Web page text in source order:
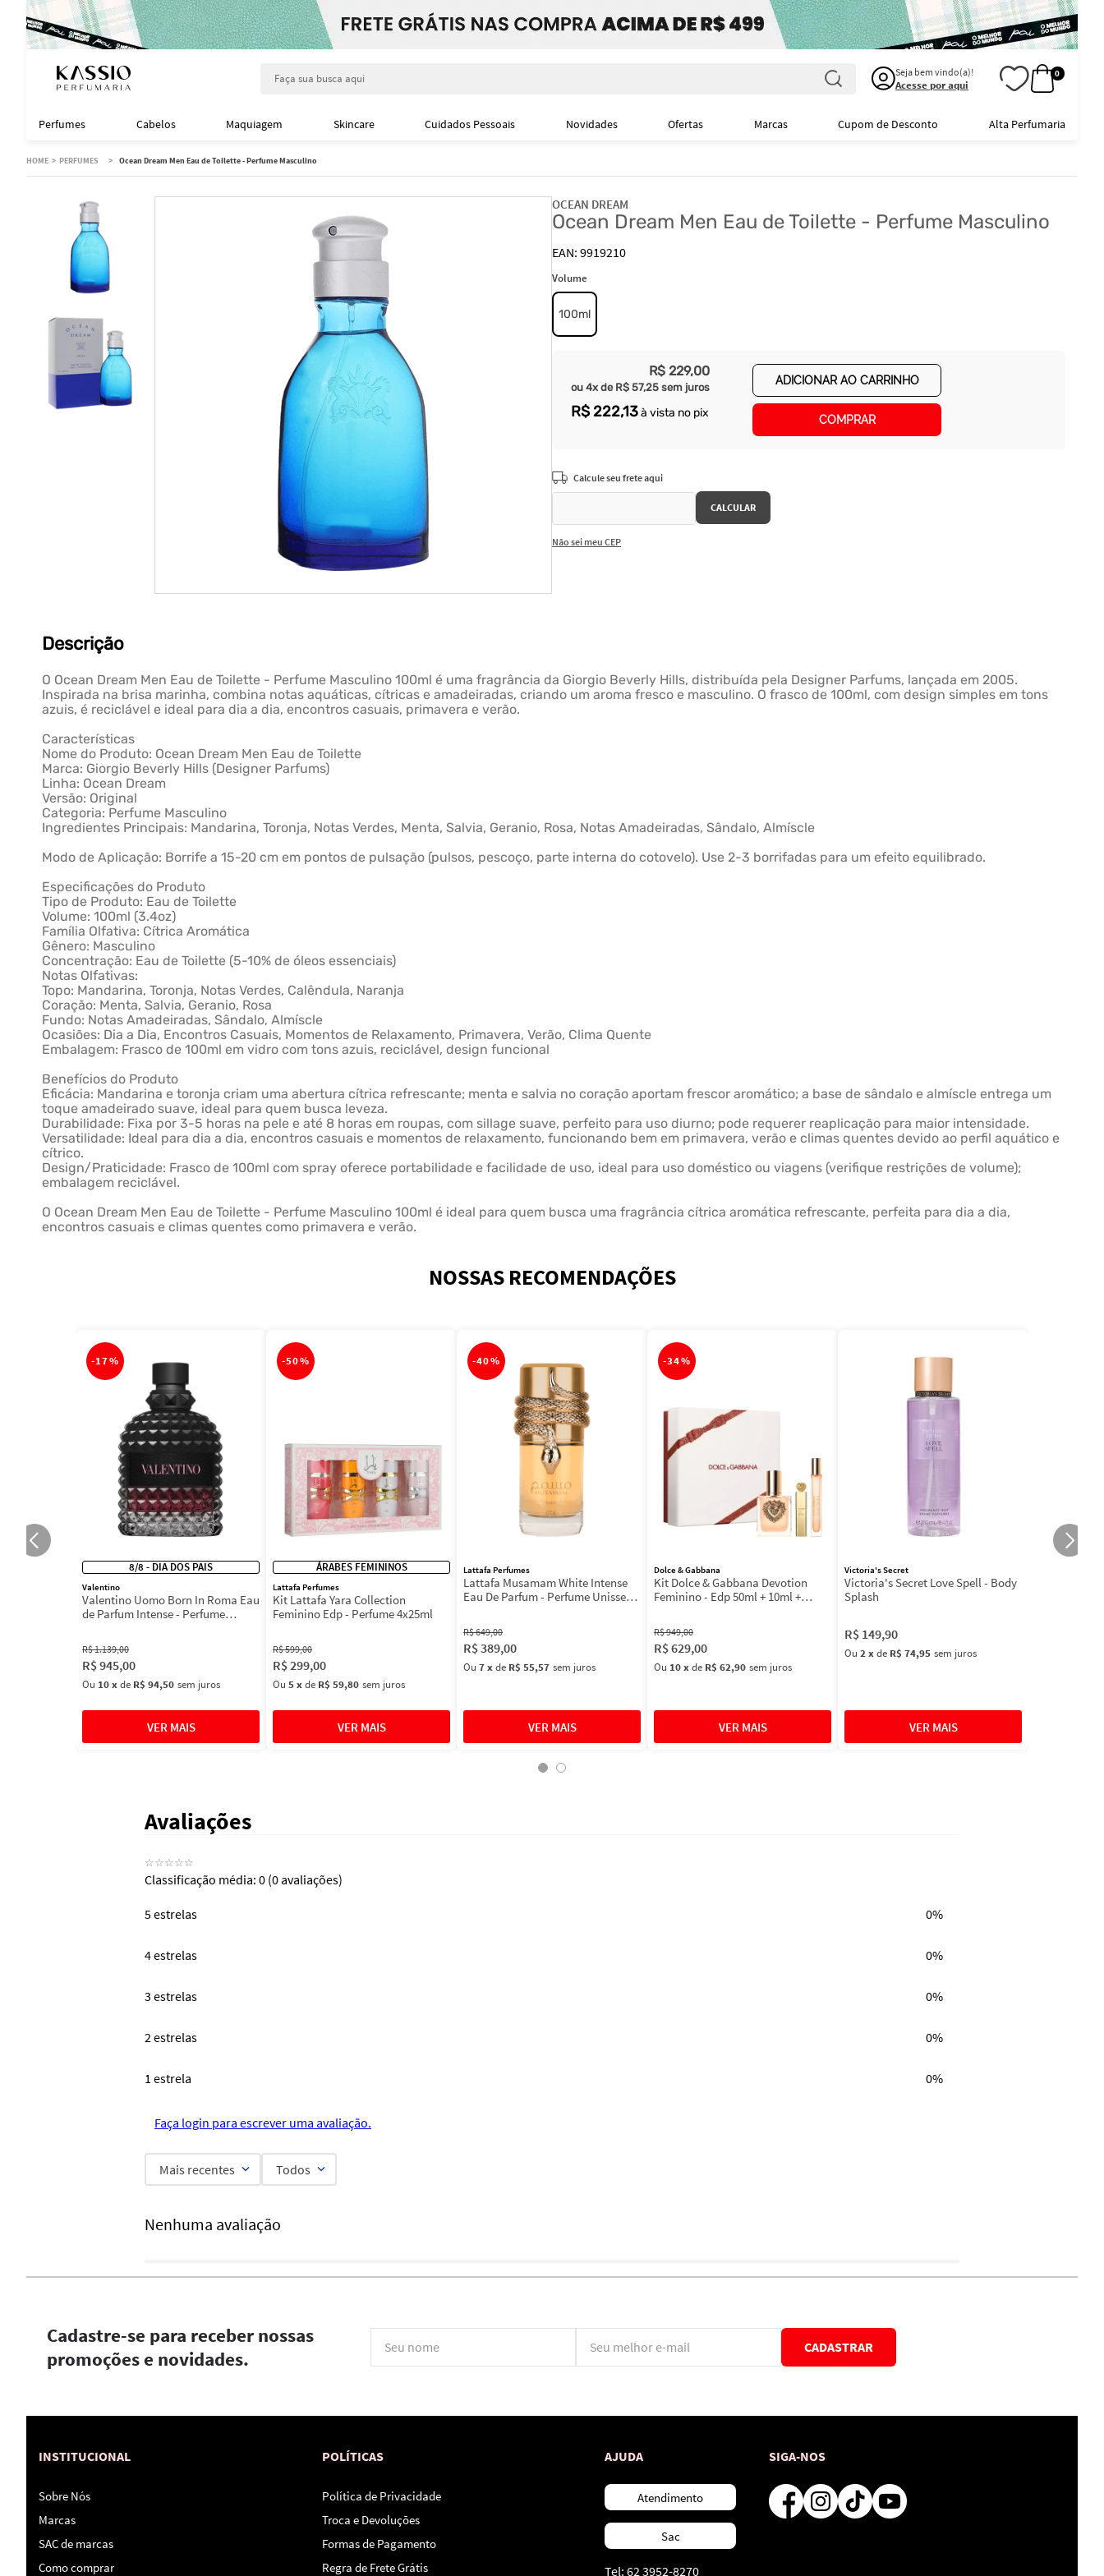
Seja bem vindo(a)!
Acesse por aqui
0
Perfumes Cabelos Maquiagem Skincare Cuidados Pessoais Novidades Ofertas Marcas Cupom de Desconto Alta Perfumaria
PERFUMES Ocean Dream Men Eau de Toilette - Perfume Masculino
OCEAN DREAM
Ocean Dream Men Eau de Toilette - Perfume Masculino
9919210
Volume
100ml
R$ 229,00
ou 4x de R$ 57,25 sem juros
R$ 222,13à vista no pix
ADICIONAR AO CARRINHO
COMPRAR
Não sei meu CEP
Descrição
O Ocean Dream Men Eau de Toilette - Perfume Masculino 100ml é uma fragrância da Giorgio Beverly Hills, distribuída pela Designer Parfums, lançada em 2005.
Inspirada na brisa marinha, combina notas aquáticas, cítricas e amadeiradas, criando um aroma fresco e masculino. O frasco de 100ml, com design simples em tons
azuis, é reciclável e ideal para dia a dia, encontros casuais, primavera e verão.
Características
Nome do Produto: Ocean Dream Men Eau de Toilette
Marca: Giorgio Beverly Hills (Designer Parfums)
Linha: Ocean Dream
Versão: Original
Categoria: Perfume Masculino
Ingredientes Principais: Mandarina, Toronja, Notas Verdes, Menta, Salvia, Geranio, Rosa, Notas Amadeiradas, Sândalo, Almíscle
Modo de Aplicação: Borrife a 15-20 cm em pontos de pulsação (pulsos, pescoço, parte interna do cotovelo). Use 2-3 borrifadas para um efeito equilibrado.
Especificações do Produto
Tipo de Produto: Eau de Toilette
Volume: 100ml (3.4oz)
Família Olfativa: Cítrica Aromática
Gênero: Masculino
Concentração: Eau de Toilette (5-10% de óleos essenciais)
Notas Olfativas:
Topo: Mandarina, Toronja, Notas Verdes, Calêndula, Naranja
Coração: Menta, Salvia, Geranio, Rosa
Fundo: Notas Amadeiradas, Sândalo, Almíscle
Ocasiões: Dia a Dia, Encontros Casuais, Momentos de Relaxamento, Primavera, Verão, Clima Quente
Embalagem: Frasco de 100ml em vidro com tons azuis, reciclável, design funcional
Benefícios do Produto
Eficácia: Mandarina e toronja criam uma abertura cítrica refrescante; menta e salvia no coração aportam frescor aromático; a base de sândalo e almíscle entrega um
toque amadeirado suave, ideal para quem busca leveza.
Durabilidade: Fixa por 3-5 horas na pele e até 8 horas em roupas, com sillage suave, perfeito para uso diurno; pode requerer reaplicação para maior intensidade.
Versatilidade: Ideal para dia a dia, encontros casuais e momentos de relaxamento, funcionando bem em primavera, verão e climas quentes devido ao perfil aquático e
cítrico.
Design/Praticidade: Frasco de 100ml com spray oferece portabilidade e facilidade de uso, ideal para uso doméstico ou viagens (verifique restrições de volume);
embalagem reciclável.
O Ocean Dream Men Eau de Toilette - Perfume Masculino 100ml é ideal para quem busca uma fragrância cítrica aromática refrescante, perfeita para dia a dia,
encontros casuais e climas quentes como primavera e verão.
NOSSAS RECOMENDAÇÕES
-17%
8/8 - DIA DOS PAIS
Valentino
Valentino Uomo Born In Roma Eau
de Parfum Intense - Perfume
R$1.139,00
R$945,00
Ou 10xde R$ 94,50 sem juros
-50%
ÁRABES FEMININOS
Lattafa Perfumes
Kit Lattafa Yara Collection
Feminino Edp - Perfume 4x25ml
R$599,00
R$299,00
Ou 5xde R$ 59,80 sem juros
-40%
Lattafa Perfumes
Lattafa Musamam White Intense
Eau De Parfum - Perfume Unissex
R$649,00
R$389,00
Ou 7xde R$ 55,57 sem juros
-34%
Dolce & Gabbana
Kit Dolce & Gabbana Devotion
Feminino - Edp 50ml + 10ml +
R$949,00
R$629,00
Ou 10xde R$ 62,90 sem juros
Victoria's Secret
Victoria's Secret Love Spell - Body
Splash
R$ 149,90
Ou 2xde R$ 74,95 sem juros
Avaliações
☆☆☆☆☆
Classificação média: 0 (0 avaliações)
5 estrelas 0%
4 estrelas 0%
3 estrelas 0%
2 estrelas 0%
1 estrela 0%
Faça login para escrever uma avaliação.
Mais recentes Todos
Nenhuma avaliação
Cadastre-se para receber nossas
promoções e novidades.
CADASTRAR
INSTITUCIONAL
Sobre Nós
Marcas
SAC de marcas
Como comprar
POLÍTICAS
Política de Privacidade
Troca e Devoluções
Formas de Pagamento
Regra de Frete Grátis
AJUDA
Atendimento
Sac
Tel: 62 3952-8270
SIGA-NOS